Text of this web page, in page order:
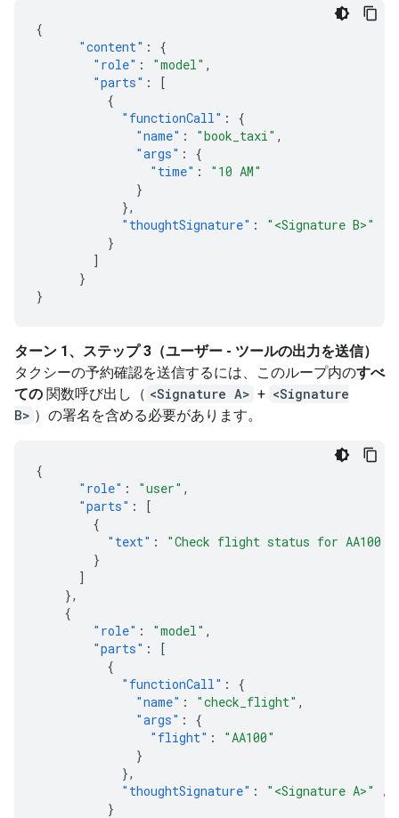
{
"content" :
{
"role" : "model" ,
"parts" :
[
{
"functionCall" :
{
"name" : "book_taxi" ,
"args" :
{
"time" :
"10 AM"
}
},
"thoughtSignature" :
"<Signature B>"
}
]
}
}
ターン 1、ステップ 3（ユーザー - ツールの出力を送信）
タクシーの予約確認を送信するには、このループ内のすべ
ての 関数呼び出し（ <Signature A> + <Signature
B> ）の署名を含める必要があります。
{
"role" : "user" ,
"parts" :
[
{
"text" :
"Check flight status for AA100
}
]
},
{
"role" : "model" ,
"parts" :
[
{
"functionCall" :
{
"name" : "check_flight" ,
"args" :
{
"flight" :
"AA100"
}
},
"thoughtSignature" : "<Signature A>"
//
}